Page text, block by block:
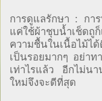
การดูแลรักษา : กา
แค่ใช้ผ้าชุบน้ำเช็ด
ความชื้นในเนื้อไม้ไ
เป็นรอยมากๆ อย่าท
เท่าไรแล้ว อีกไม่น
ใหม่จึงจะดีที่สุด